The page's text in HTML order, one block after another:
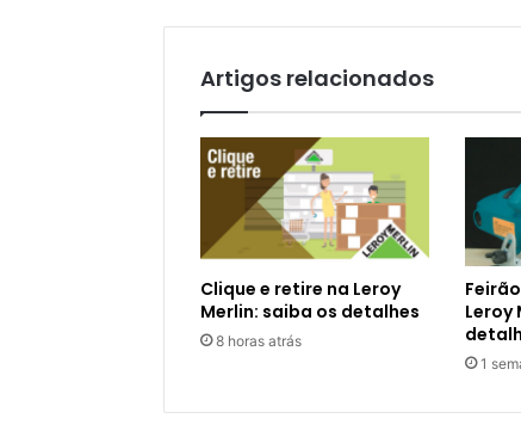
Artigos relacionados
Clique e retire na Leroy
Merlin: saiba os detalhes
8 horas atrás
Leroy
1